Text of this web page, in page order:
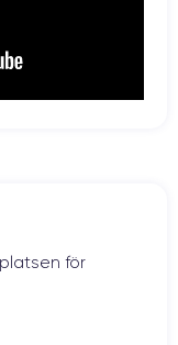
för